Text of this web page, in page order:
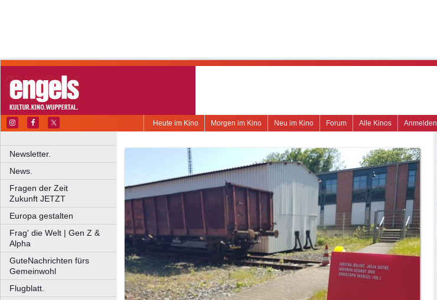
Anmelden
Alle Kinos
Forum
Neu im Kino
Morgen im Kino
Heute im Kino
Newsletter.
News.
Fragen der Zeit
Zukunft JETZT
Europa gestalten
Frag' die Welt | Gen Z &
Alpha
GuteNachrichten fürs
Gemeinwohl
Flugblatt.